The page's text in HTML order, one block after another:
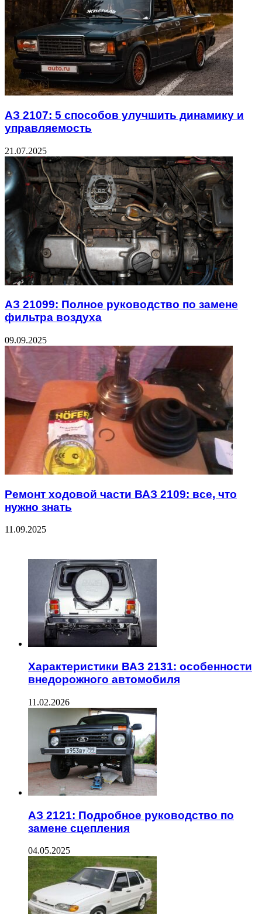
АЗ 2107: 5 способов улучшить динамику и
управляемость
21.07.2025
АЗ 21099: Полное руководство по замене
фильтра воздуха
09.09.2025
Ремонт ходовой части ВАЗ 2109: все, что
нужно знать
11.09.2025
Характеристики ВАЗ 2131: особенности
внедорожного автомобиля
11.02.2026
АЗ 2121: Подробное руководство по
замене сцепления
04.05.2025